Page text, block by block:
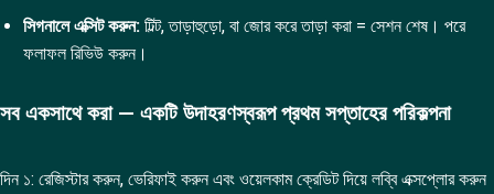
সিগনালে এক্সিট করুন:টিল্ট, তাড়াহুড়ো, বা জোর করে তাড়া করা = সেশন শেষ। পরে
ফলাফল রিভিউ করুন।
সব একসাথে করা — একটি উদাহরণস্বরূপ প্রথম সপ্তাহের পরিকল্পনা
দিন ১: রেজিস্টার করুন, ভেরিফাই করুন এবং ওয়েলকাম ক্রেডিট দিয়ে লব্বি এক্সপ্লোর করুন